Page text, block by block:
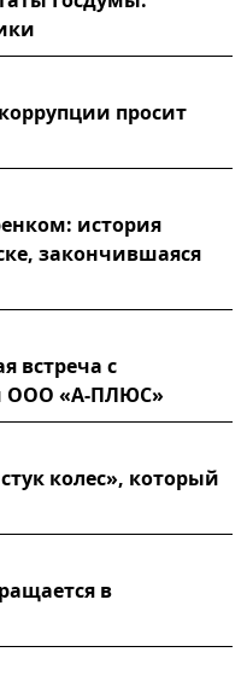
просит
история
закончившаяся
встреча с
ООО «А-ПЛЮС»
колес», который
в